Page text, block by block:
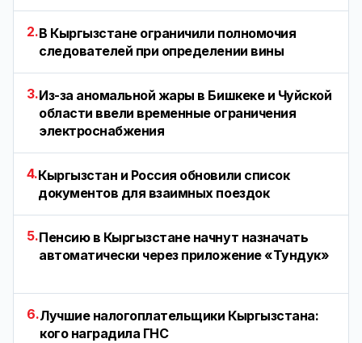
2.В Кыргызстане ограничили полномочия
следователей при определении вины
3.Из-за аномальной жары в Бишкеке и Чуйской
области ввели временные ограничения
электроснабжения
4.Кыргызстан и Россия обновили список
документов для взаимных поездок
5.Пенсию в Кыргызстане начнут назначать
автоматически через приложение «Тундук»
6.Лучшие налогоплательщики Кыргызстана:
кого наградила ГНС